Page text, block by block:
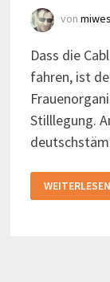
von
Dass die
fahren, ist
Stilllegung.
WIE
DIE
FRAUEN
WEITERLESEN